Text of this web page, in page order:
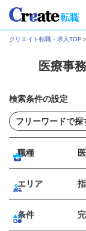
クリエイト転職・求人TOP ＞
医療事
検索条件の設定
職種
エリア
条件